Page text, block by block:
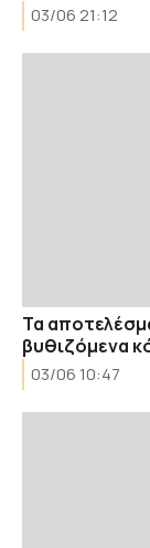
03/06 21:12
Τα
βυθιζόμενα
03/06 10:47